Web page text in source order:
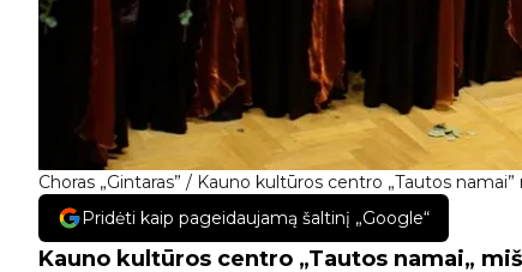
Choras „Gintaras” / Kauno kultūros centro „Tautos namai”
Pridėti kaip pageidaujamą šaltinį „Google“
Kauno kultūros centro „Tautos namai„